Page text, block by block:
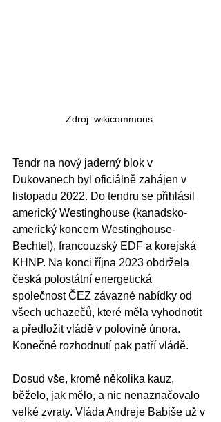
Zdroj: wikicommons.
Tendr na nový jaderný blok v
Dukovanech byl oficiálně zahájen v
listopadu 2022. Do tendru se přihlásil
americký Westinghouse (kanadsko-
americký koncern Westinghouse-
Bechtel), francouzský EDF a korejská
KHNP. Na konci října 2023 obdržela
česká polostátní energetická
společnost ČEZ závazné nabídky od
všech uchazečů, které měla vyhodnotit
a předložit vládě v polovině února.
Konečné rozhodnutí pak patří vládě.
Dosud vše, kromě několika kauz,
běželo, jak mělo, a nic nenaznačovalo
velké zvraty. Vláda Andreje Babiše už v